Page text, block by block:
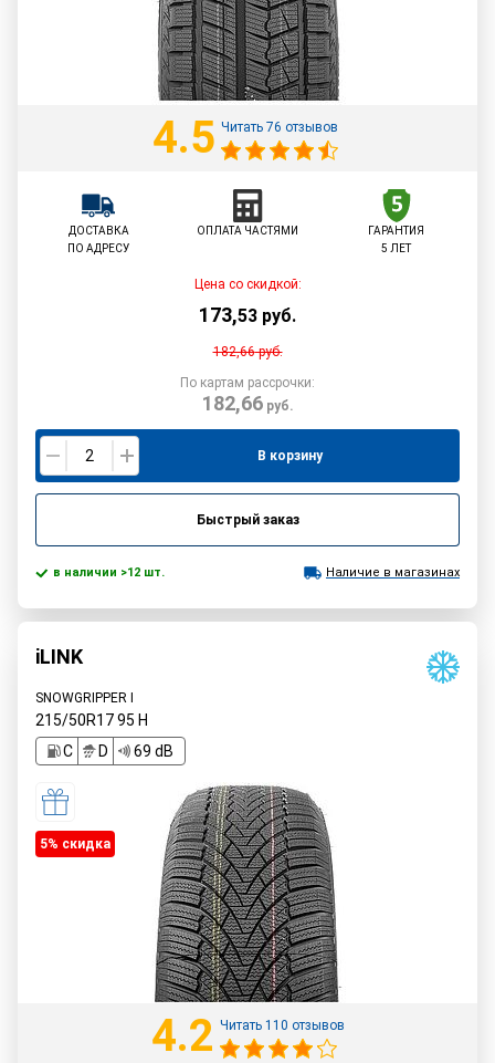
4.5 Читать 76 отзывов
ДОСТАВКА
ПО АДРЕСУ
ОПЛАТА ЧАСТЯМИ
ГАРАНТИЯ
5 ЛЕТ
Цена со скидкой:
173,53 руб.
182,66руб.
По картам рассрочки:
182,66руб.
В корзину
Быстрый заказ
в наличии >12 шт. Наличие в магазинах
iLINK
SNOWGRIPPER I
215/50R1795 H
C
D 69 dB
5% cкидка
4.2 Читать 110 отзывов